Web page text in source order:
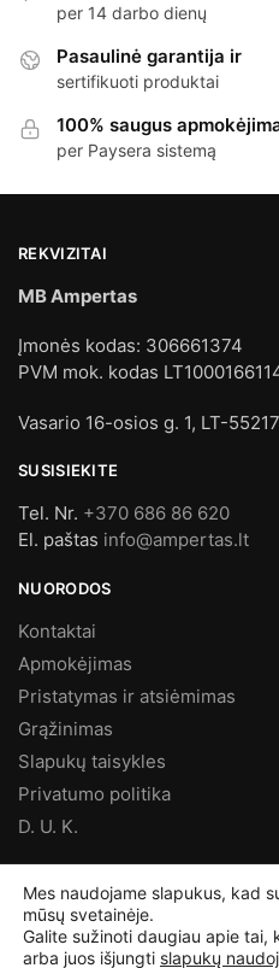
per 14 darbo dienų
Pasaulinė garantija ir
sertifikuoti produktai
100% saugus
per Paysera sistemą
REKVIZITAI
MB Ampertas
Įmonės kodas: 306661374
PVM mok. kodas
Vasario 16-osios g. 1, LT-
SUSISIEKITE
Tel. Nr. +370 686 86 620
El. paštas info@ampertas.lt
NUORODOS
Kontaktai
Apmokėjimas
Pristatymas ir atsiėmimas
Grąžinimas
Slapukų taisykles
Privatumo politika
D. U. K.
Mes naudojame slapukus, kad
mūsų svetainėje.
Galite sužinoti daugiau apie tai,
arba juos išjungti slapukų